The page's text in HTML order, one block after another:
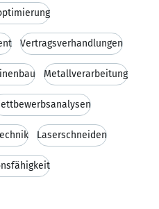
Vertragsverhandlungen
Metallverarbeitung
Laserschneiden